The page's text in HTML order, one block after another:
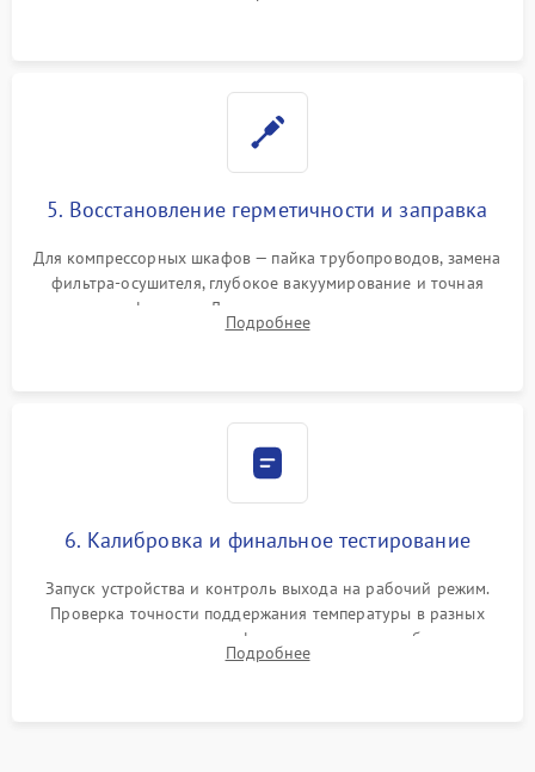
5. Восстановление герметичности и заправка
Для компрессорных шкафов — пайка трубопроводов, замена
фильтра-осушителя, глубокое вакуумирование и точная
заправка фреоном. Для термоэлектрических — замена
термопасты и герметизация охлаждающего блока.
Подробнее
6. Калибровка и финальное тестирование
Запуск устройства и контроль выхода на рабочий режим.
Проверка точности поддержания температуры в разных
климатических зонах шкафа, оценка уровня стабильности
влажности и полного отсутствия вибраций корпуса.
Подробнее